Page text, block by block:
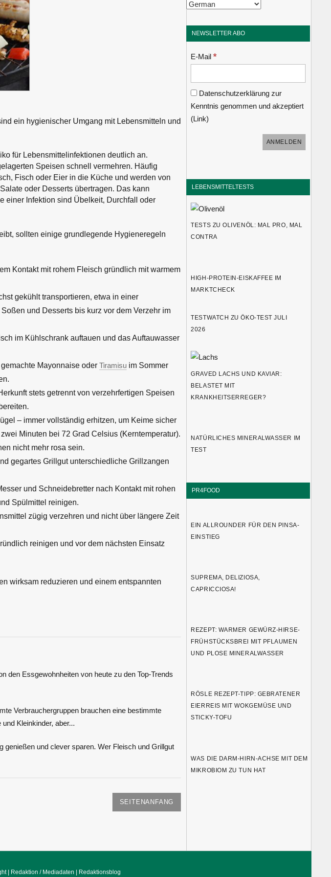
ein hygienischer Umgang mit Lebensmitteln und
für Lebensmittelinfektionen deutlich an.
Speisen schnell vermehren. Häufig
Fisch oder Eier in die Küche und werden von
oder Desserts übertragen. Das kann
einer Infektion sind Übelkeit, Durchfall oder
sollten einige grundlegende Hygieneregeln
Kontakt mit rohem Fleisch gründlich mit warmem
gekühlt transportieren, etwa in einer
und Desserts bis kurz vor dem Verzehr im
im Kühlschrank auftauen und das Auftauwasser
Mayonnaise oder Tiramisuim Sommer
stets getrennt von verzehrfertigen Speisen
– immer vollständig erhitzen, um Keime sicher
Minuten bei 72 Grad Celsius (Kerntemperatur).
nicht mehr rosa sein.
gegartes Grillgut unterschiedliche Grillzangen
und Schneidebretter nach Kontakt mit rohen
Spülmittel reinigen.
zügig verzehren und nicht über längere Zeit
reinigen und vor dem nächsten Einsatz
wirksam reduzieren und einem entspannten
den Essgewohnheiten von heute zu den Top-Trends
Verbrauchergruppen brauchen eine bestimmte
Kleinkinder, aber...
genießen und clever sparen. Wer Fleisch und Grillgut
SEITENANFANG
NEWSLETTER ABO
E-Mail*
Datenschutzerklärung zur
Kenntnis genommen und akzeptiert
(Link)
LEBENSMITTELTESTS
TESTS ZU OLIVENÖL: MAL PRO, MAL
CONTRA
HIGH-PROTEIN-EISKAFFEE IM
MARKTCHECK
TESTWATCH ZU ÖKO-TEST JULI
2026
GRAVED LACHS UND KAVIAR:
BELASTET MIT
KRANKHEITSERREGER?
NATÜRLICHES MINERALWASSER IM
TEST
PR4FOOD
EIN ALLROUNDER FÜR DEN PINSA-
EINSTIEG
SUPREMA, DELIZIOSA,
CAPRICCIOSA!
REZEPT: WARMER GEWÜRZ-HIRSE-
FRÜHSTÜCKSBREI MIT PFLAUMEN
UND PLOSE MINERALWASSER
RÖSLE REZEPT-TIPP: GEBRATENER
EIERREIS MIT WOKGEMÜSE UND
STICKY-TOFU
WAS DIE DARM-HIRN-ACHSE MIT DEM
MIKROBIOM ZU TUN HAT
| Redaktion / Mediadaten | Redaktionsblog